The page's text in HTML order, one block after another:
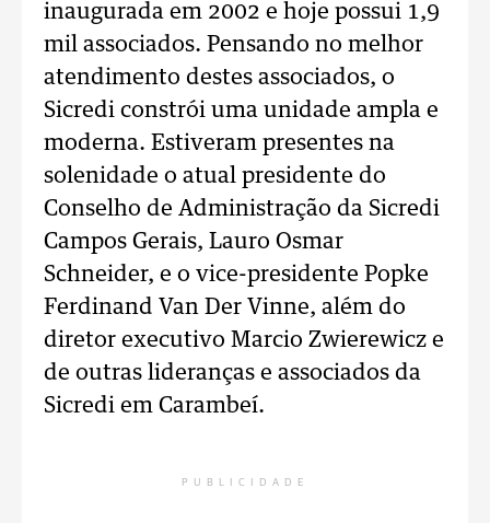
inaugurada em 2002 e hoje possui 1,9
mil associados. Pensando no melhor
atendimento destes associados, o
Sicredi constrói uma unidade ampla e
moderna. Estiveram presentes na
solenidade o atual presidente do
Conselho de Administração da Sicredi
Campos Gerais, Lauro Osmar
Schneider, e o vice-presidente Popke
Ferdinand Van Der Vinne, além do
diretor executivo Marcio Zwierewicz e
de outras lideranças e associados da
Sicredi em Carambeí.
PUBLICIDADE